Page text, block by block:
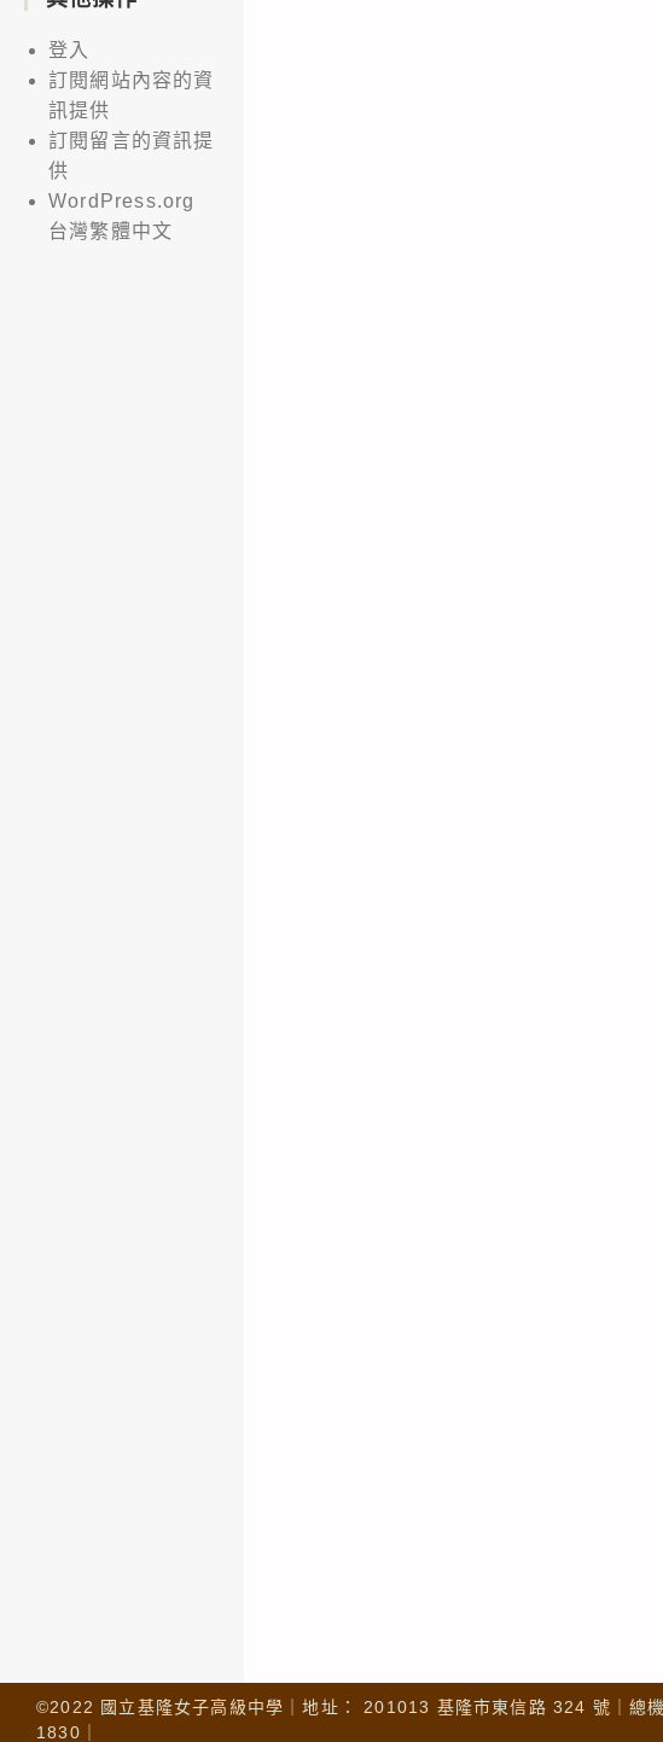
登入
訂閱網站內容的資
訊提供
訂閱留言的資訊提
供
WordPress.org
台灣繁體中文
©2022 國立基隆女子高級中學｜地址： 201013 基隆市東信路 324 號｜
1830｜